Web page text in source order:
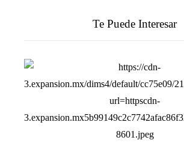
Te Puede Interesar